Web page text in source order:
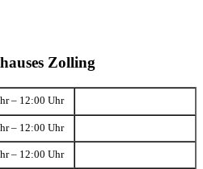
Zolling
– 12:00 Uhr
– 12:00 Uhr
– 12:00 Uhr